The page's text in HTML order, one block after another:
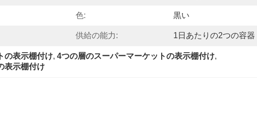
色: 黒い
供給の能力: 1日あたりの2つの容器
の表示棚付け, 4つの層のスーパーマーケットの表示棚付け,
表示棚付け